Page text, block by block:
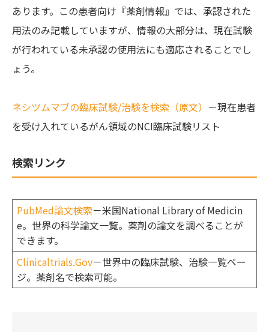
あります。この患者向け『薬剤情報』では、承認された
用法のみ記載していますが、情報の大部分は、現在試験
が行われている未承認の使用法にも適応されることでし
ょう。
ネシツムマブの臨床試験/治験を検索（原文） －現在患者
を受け入れているがん領域のNCI臨床試験リスト
検索リンク
PubMed論文検索－米国National Library of Medicin
e。世界の科学論文一覧。薬剤の論文を調べることが
できます。
Clinicaltrials.Gov－世界中の臨床試験、治験一覧ペー
ジ。薬剤名で検索可能。